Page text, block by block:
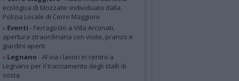
ecologica di Mozzate: individuato dalla
Polizia Locale di Cerro Maggiore
» Eventi - Ferragosto a Villa Arconati,
apertura straordinaria con visite, pranzo e
giardini aperti
» Legnano - Al via i lavori in centro a
Legnano per il tracciamento degli stalli di
sosta